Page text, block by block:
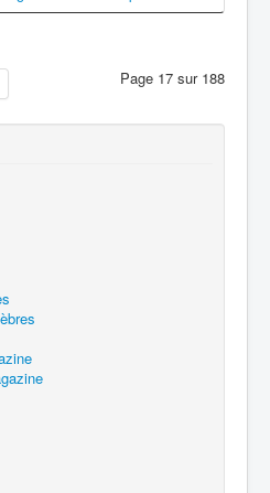
Page 17 sur 188